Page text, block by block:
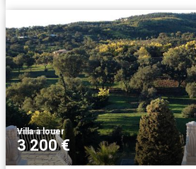
Villa·à louer
3 200 €